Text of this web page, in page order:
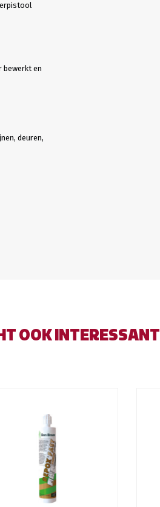
bewerkt en
deuren,
OOK INTERESSANT